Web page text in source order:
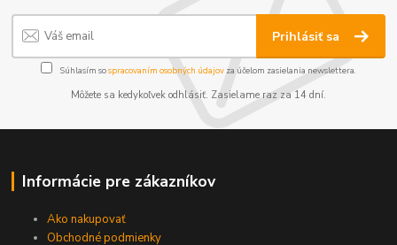
Prihlásiť sa
Súhlasím sospracovaním osobných údajov za účelom zasielania newslettera.
Môžete sa kedykoľvek odhlásiť. Zasielame raz za 14 dní.
Informácie pre zákazníkov
Ako nakupovať
Obchodné podmienky